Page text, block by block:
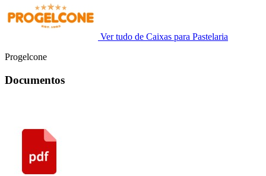
Ver tudo de Caixas para Pastelaria
Progelcone
Documentos